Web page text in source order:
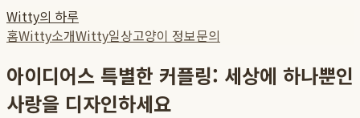
Witty의 하루
홈Witty소개Witty일상고양이 정보문의
아이디어스 특별한 커플링: 세상에 하나뿐인
사랑을 디자인하세요